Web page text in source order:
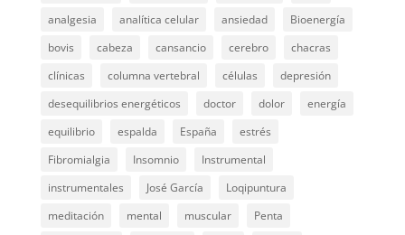
analgesia
analítica celular ansiedad
Bioenergía
bovis
cabeza cansancio cerebro
chacras
clínicas
columna vertebral células
depresión
desequilibrios energéticos
doctor dolor
energía
equilibrio
espalda España
estrés
Fibromialgia
Insomnio
Instrumental
instrumentales
José García
Loqipuntura
meditación
mental muscular
Penta